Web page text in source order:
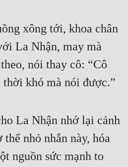
xông tới, khoa chân
La Nhận, may mà
nói thay cô: “Cô
khó mà nói được.”
La Nhận nhớ lại cảnh
nhỏ nhắn này, hóa
nguồn sức mạnh to